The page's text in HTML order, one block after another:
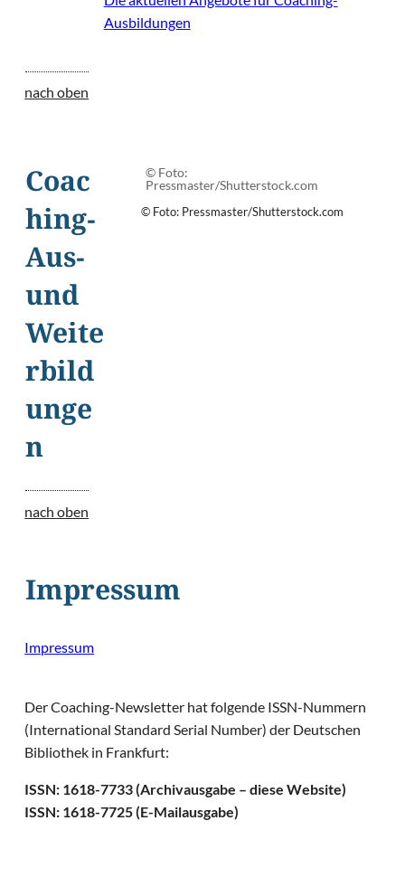
Ausbildungen
nach oben
Coac
hing-
Aus-
und
Weite
rbild
unge
n
© Foto:
Pressmaster/Shutterstock.com
© Foto: Pressmaster/Shutterstock.com
nach oben
Impressum
Impressum
Der Coaching-Newsletter hat folgende ISSN-Nummern
(International Standard Serial Number) der Deutschen
Bibliothek in Frankfurt:
ISSN: 1618-7733 (Archivausgabe – diese Website)
ISSN: 1618-7725 (E-Mailausgabe)